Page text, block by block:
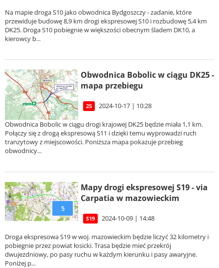
Na mapie droga S10 jako obwodnica Bydgoszczy - zadanie, które
przewiduje budowę 8,9 km drogi ekspresowej S10 i rozbudowę 5,4 km
DK25. Droga S10 pobiegnie w większości obecnym śladem DK10, a
kierowcy b...
Obwodnica Bobolic w ciągu DK25 -
mapa przebiegu
25 2024-10-17 | 10:28
Obwodnica Bobolic w ciągu drogi krajowej DK25 będzie miała 1,1 km.
Połączy się z drogą ekspresową S11 i dzięki temu wyprowadzi ruch
tranzytowy z miejscowości. Poniższa mapa pokazuje przebieg
obwodnicy...
5
Mapy drogi ekspresowej S19 - via
Carpatia w mazowieckim
S19 2024-10-09 | 14:48
Droga ekspresowa S19 w woj. mazowieckim będzie liczyć 32 kilometry i
pobiegnie przez powiat łosicki. Trasa będzie mieć przekrój
dwujezdniowy, po pasy ruchu w każdym kierunku i pasy awaryjne.
Poniżej p...